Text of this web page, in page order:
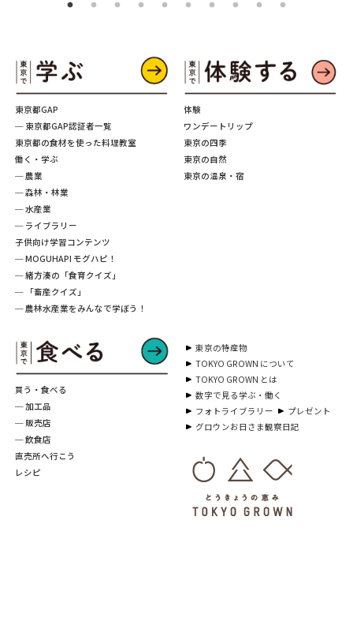
東京都GAP
─ 東京都GAP認証者一覧
東京都の食材を使った料理教室
働く・学ぶ
─ 農業
─ 森林・林業
─ 水産業
─ ライブラリー
子供向け学習コンテンツ
─ MOGUHAPI モグハピ！
─ 緒方湊の「食育クイズ」
─ 「畜産クイズ」
─ 農林水産業をみんなで学ぼう！
買う・食べる
─ 加工品
─ 販売店
─ 飲食店
直売所へ行こう
レシピ
体験
ワンデートリップ
東京の四季
東京の自然
東京の温泉・宿
東京の特産物
TOKYO GROWN について
TOKYO GROWN とは
数字で見る学ぶ・働く
フォトライブラリー
プレゼント
グロウンお日さま観察日記